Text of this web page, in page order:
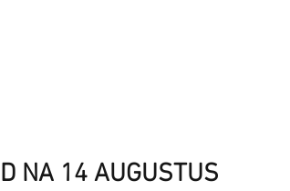
NA 14 AUGUSTUS